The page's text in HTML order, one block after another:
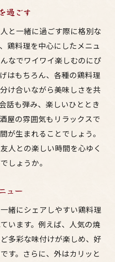
過ごす
と一緒に過ごす際に格別な
鶏料理を中心にしたメニュ
なでワイワイ楽しむのにぴ
はもちろん、各種の鶏料理
け合いながら美味しさを共
話も弾み、楽しいひととき
屋の雰囲気もリラックスで
が生まれることでしょう。
人との楽しい時間を心ゆく
しょうか。
ュー
緒にシェアしやすい鶏料理
います。例えば、人気の焼
多彩な味付けが楽しめ、好
す。さらに、外はカリッと